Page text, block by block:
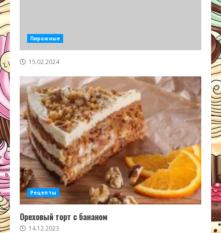
Пирожные
15.02.2024
Рецепты
Ореховый торт с бананом
14.12.2023